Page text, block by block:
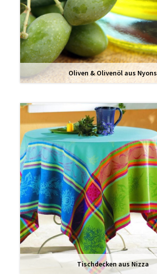
Oliven & Olivenöl aus Nyons
Tischdecken aus Nizza